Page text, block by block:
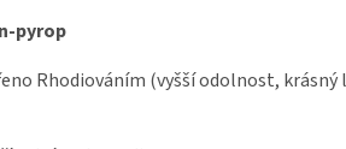
pyrop
Rhodiováním (vyšší odolnost, krásný